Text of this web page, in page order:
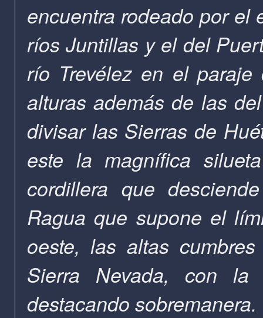
encuentra rodeado por el
ríos Juntillas y el del
río Trevélez en el
alturasademás de las
divisar las Sierras de
este la magnífica
cordillera que
Ragua que supone el
oeste, las altas
Sierra Nevada, con la
destacando